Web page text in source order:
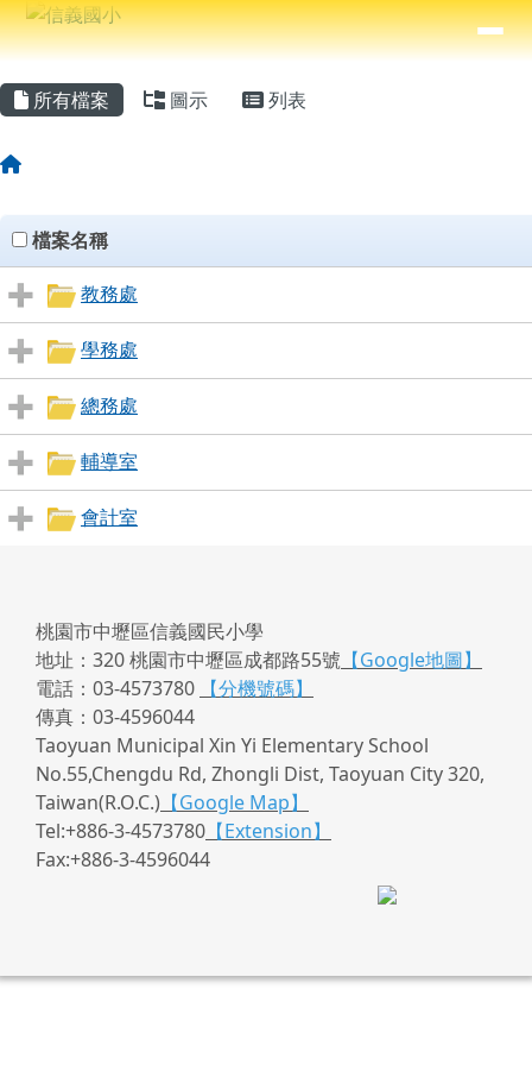
跳至主內容區
信義國小
⏸
導覽列
主內容區域
所有檔案 圖示 列表
回首頁
Files List
clickAll
檔案名稱
教務處
學務處
總務處
輔導室
會計室
頁尾區域
桃園市中壢區信義國民小學
地址：320 桃園市中壢區成都路55號 【Google地圖】
電話：03-4573780
【分機號碼】
傳真：03-4596044
Taoyuan Municipal Xin Yi Elementary School
No.55,Chengdu Rd, Zhongli Dist, Taoyuan City 320,
Taiwan(R.O.C.) 【Google Map】
Tel:+886-3-4573780 【Extension】
Fax:+886-3-4596044